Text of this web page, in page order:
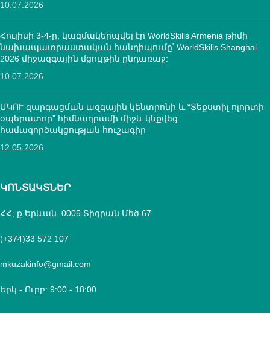
10.07.2026
Հուլիսի 3-4-ը, կազմակերպվել էր WorldSkills Armenia թիմի
նախապատրաստական հանդիպումը՝ WorldSkills Shanghai
2026 միջազգային մցույթին ընդառաջ:
10.07.2026
ՄԿՈՒ զարգացման ազգային կենտրոնի և “Տեքստիլ ոլորտի
օպերատոր” հիմնադրամի միջև կնքվեց
համագործակցության հուշագիր
12.05.2026
ԿՈՆՏԱԿՏՆԵՐ
ՀՀ, ք.Երևան, 0005 Տիգրան Մեծ 67
(+374)33 572 107
mkuzakinfo@gmail.com
Երկ - Ուրբ: 9:00 - 18:00